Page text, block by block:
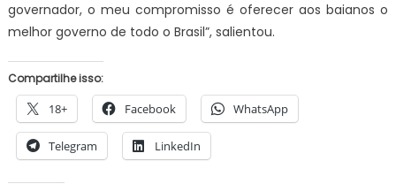
governador, o meu compromisso é oferecer aos baianos o
melhor governo de todo o Brasil”, salientou.
Compartilhe isso:
18+ Facebook WhatsApp
Telegram LinkedIn